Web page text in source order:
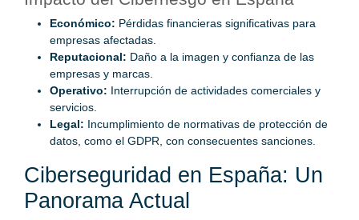
Económico: Pérdidas financieras significativas para
empresas afectadas.
Reputacional: Daño a la imagen y confianza de las
empresas y marcas.
Operativo: Interrupción de actividades comerciales y
servicios.
Legal: Incumplimiento de normativas de protección de
datos, como el GDPR, con consecuentes sanciones.
Ciberseguridad en España: Un
Panorama Actual